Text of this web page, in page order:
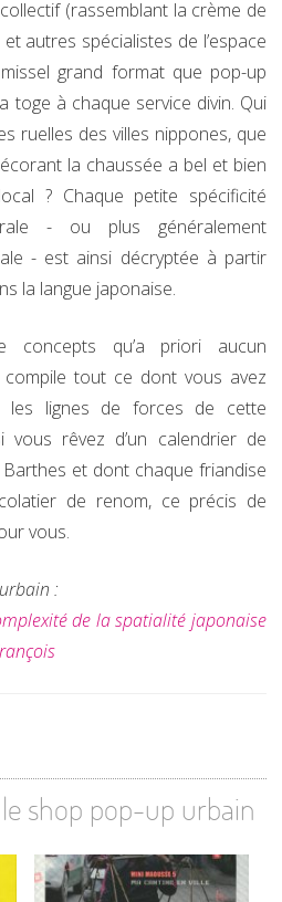
(rassemblant la crème de
autres spécialistes de l’espace
grand format que pop-up
toge à chaque service divin. Qui
ruelles des villes nippones, que
la chaussée a bel et bien
? Chaque petite spécificité
- ou plus généralement
- est ainsi décryptée à partir
la langue japonaise.
concepts qu’a priori aucun
tout ce dont vous avez
les lignes de forces de cette
vous rêvez d’un calendrier de
Barthes et dont chaque friandise
de renom, ce précis de
vous.
:
de la spatialité japonaise
shop pop-up urbain